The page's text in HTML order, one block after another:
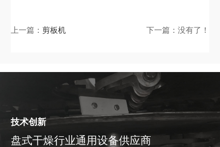
上一篇： 剪板机 下一篇：没有了！
技术创新
盘式干燥行业通用设备供应商